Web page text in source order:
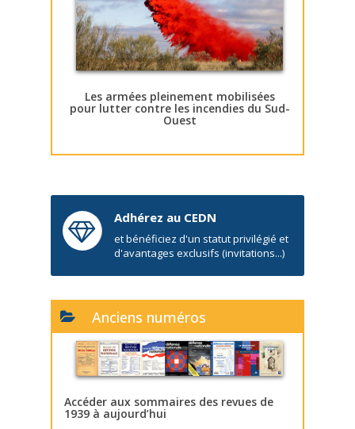
Les armées pleinement mobilisées
pour lutter contre les incendies du Sud-
Ouest
Adhérez au CEDN
et bénéficiez d'un statut privilégié et
d'avantages exclusifs (invitations...)
Anciens numéros
Accéder aux sommaires des revues de
1939 à aujourd’hui